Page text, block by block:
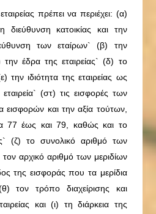
πρέπει να περιέχει: (α)
κατοικίας και την
των εταίρων` (β) την
την έδρα της εταιρείας` (δ) το
την ιδιότητα της εταιρείας ως
εταιρεία` (στ) τις εισφορές των
εισφορών και την αξία τούτων,
77 έως και 79, καθώς και το
(ζ) το συνολικό αριθμό των
τον αρχικό αριθμό των μεριδίων
της εισφοράς που τα μερίδια
τον τρόπο διαχείρισης και
και (ι) τη διάρκεια της